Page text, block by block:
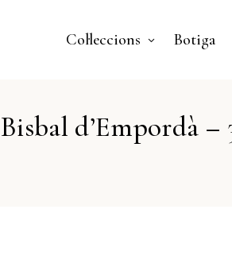
Col·leccions Botiga
d’Empordà –